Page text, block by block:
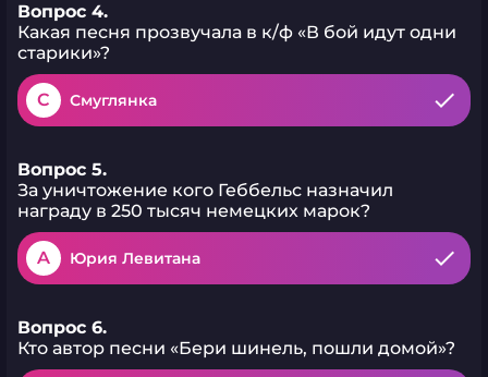
Вопрос 4.
Какая песня прозвучала в к/ф «В бой идут одни
старики»?
C Смуглянка
Вопрос 5.
За уничтожение кого Геббельс назначил
награду в 250 тысяч немецких марок?
A Юрия Левитана
Вопрос 6.
Кто автор песни «Бери шинель, пошли домой»?